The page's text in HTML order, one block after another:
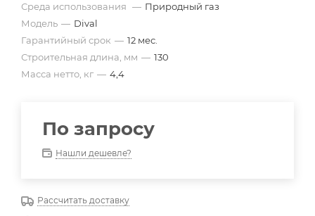
Среда использования — Природный газ
Модель — Dival
Гарантийный срок — 12 мес.
Строительная длина, мм — 130
Масса нетто, кг — 4,4
По запросу
Нашли дешевле?
Рассчитать доставку